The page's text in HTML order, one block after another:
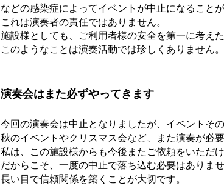
などの感染症によってイベントが中止になることが
これは演奏者の責任ではありません。
施設様としても、ご利用者様の安全を第一に考えた
このようなことは演奏活動では珍しくありません。
演奏会はまた必ずやってきます
今回の演奏会は中止となりましたが、イベントそ
秋のイベントやクリスマス会など、また演奏が必
私は、この施設様からも今後またご依頼をいただ
だからこそ、一度の中止で落ち込む必要はありませ
長い目で信頼関係を築くことが大切です。